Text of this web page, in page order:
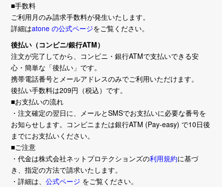
■手数料
ご利用月のみ請求手数料が発生いたします。
詳細はatone の公式ページをご覧ください。
後払い（コンビニ/銀行ATM）
注文が完了してから、コンビニ・銀行ATMで支払いできる安
心・簡単な「後払い」です。
携帯電話番号とメールアドレスのみでご利用いただけます。
後払い手数料は209円（税込）です。
■お支払いの流れ
・注文確定の翌日に、メールとSMSでお支払いに必要な番号を
お知らせします。コンビニまたは銀行ATM (Pay-easy) で10日後
までにお支払いください。
■ご注意
・代金は株式会社ネットプロテクションズの利用規約に基づ
き、指定の方法で請求いたします。
・詳細は、公式ページ をご覧ください。